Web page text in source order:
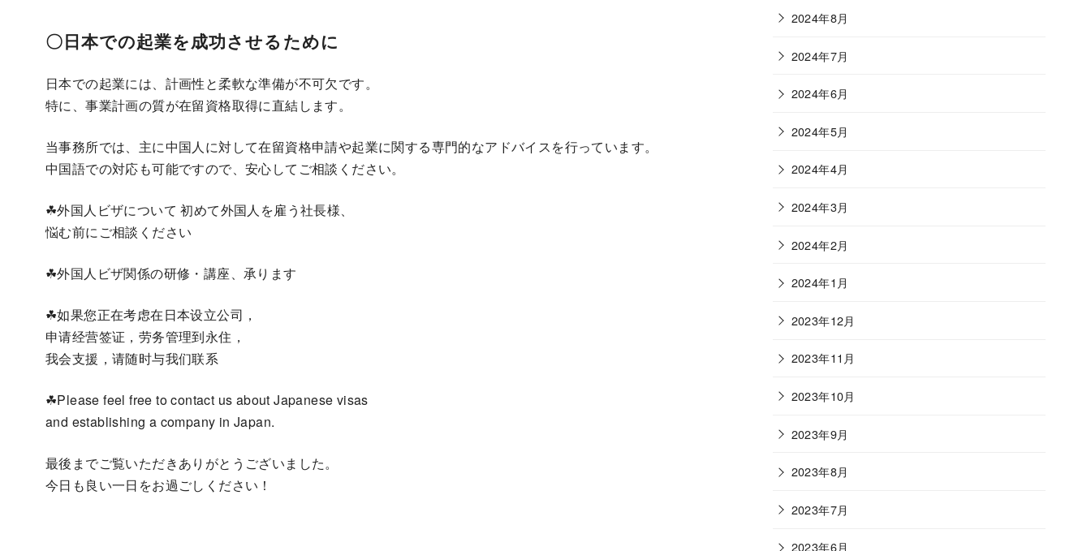
〇日本での起業を成功させるために
日本での起業には、計画性と柔軟な準備が不可欠です。
特に、事業計画の質が在留資格取得に直結します。
当事務所では、主に中国人に対して在留資格申請や起業に関する専門的なアドバイスを行っています。
中国語での対応も可能ですので、安心してご相談ください。
☘外国人ビザについて 初めて外国人を雇う社長様、
悩む前にご相談ください
☘外国人ビザ関係の研修・講座、承ります
☘如果您正在考虑在日本设立公司，
申请经营签证，劳务管理到永住，
我会支援，请随时与我们联系
☘Please feel free to contact us about Japanese visas
and establishing a company in Japan.
最後までご覧いただきありがとうございました。
今日も良い一日をお過ごしください！
2024年8月
2024年7月
2024年6月
2024年5月
2024年4月
2024年3月
2024年2月
2024年1月
2023年12月
2023年11月
2023年10月
2023年9月
2023年8月
2023年7月
2023年6月